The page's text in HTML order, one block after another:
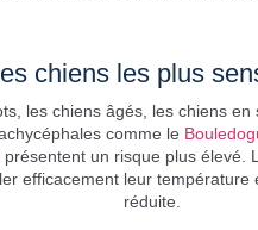
chiens les plus
les chiens âgés, les chiens en
comme le
présentent un risque plus élevé.
efficacement leur température
réduite.